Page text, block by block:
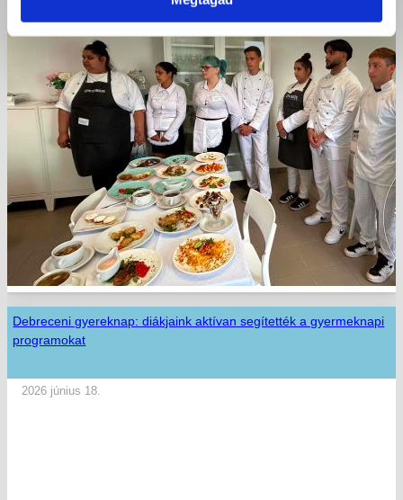
Debreceni gyereknap: diákjaink aktívan segítették a gyermeknapi
programokat
2026 június 18.